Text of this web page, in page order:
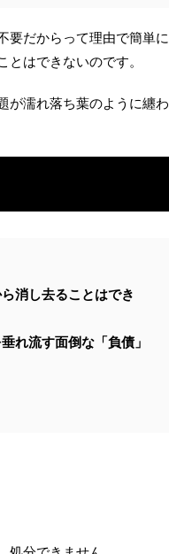
要だからって理由で簡単に
はできないのです。
が濡れ落ち葉のように纏わ
消し去ることはでき
れ流す面倒な「負債」